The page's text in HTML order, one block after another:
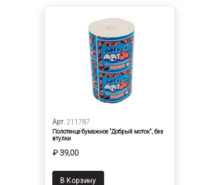
Арт. 211787
Полотенце бумажное "Добрый моток", без
втулки
₽ 39,00
В Корзину